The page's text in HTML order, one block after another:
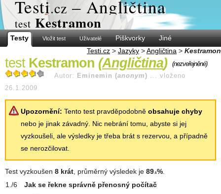
Testi.cz – Angličtina
test Kestramon
Testy Vložit test Uživatelé Piškvorky
Jiné
Testi.cz > Jazyky >Angličtina > Kestramon
test Kestramon (Angličtina) (nezveřejněné)
Autor: Eminemin (anonym ) ... vloženo
26.1.2009
Upozornění: Tento test pravděpodobně obsahuje chyby
nebo je jinak závadný. Nic nebrání tomu, abyste si jej
vyzkoušeli, ale výsledky je třeba brát s rezervou, a případně
se nerozčilovat.
Test vyzkoušen 8 krát, průměrný výsledek je 89.6%.
Jak se řekne správně přenosný počítač